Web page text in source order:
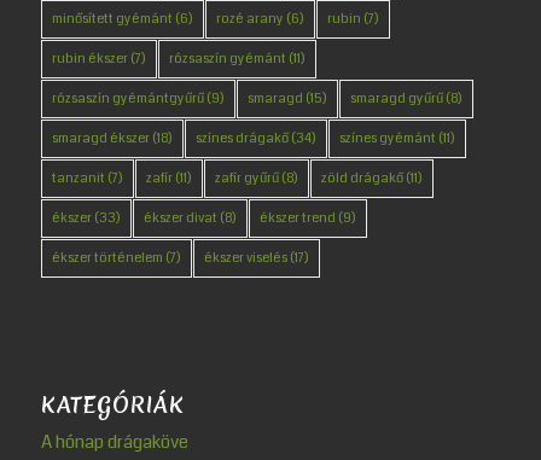
minősített gyémánt (6) rozé arany (6) rubin (7)
rubin ékszer(7) rózsaszín gyémánt (11)
rózsaszín gyémántgyűrű(9) smaragd (15) smaragd gyűrű(8)
smaragd ékszer(18) színes drágakő(34) színes gyémánt (11)
tanzanit (7) zafír(11) zafír gyűrű(8) zöld drágakő(11)
ékszer(33) ékszer divat (8) ékszer trend (9)
ékszer történelem (7) ékszer viselés(17)
KATEGÓRIÁK
A hónap drágaköve